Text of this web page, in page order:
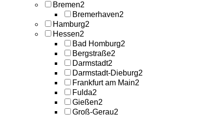
Bremen2
Bremerhaven2
Hamburg2
Hessen2
Bad Homburg2
Bergstraße2
Darmstadt2
Darmstadt-Dieburg2
Frankfurt am Main2
Fulda2
Gießen2
Groß-Gerau2